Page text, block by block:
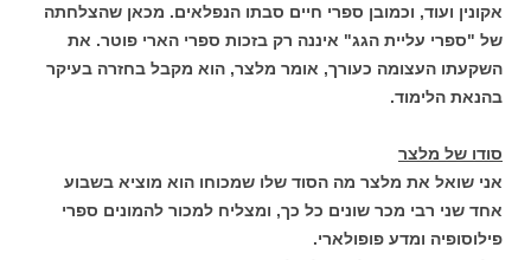
אקונין ועוד, וכמובן ספרי חיים סבתו הנפלאים. מכאן שהצלחתה
של "ספרי עליית הגג" איננה רק בזכות ספרי הארי פוטר. את
השקעתו העצומה כעורך, אומר מלצר, הוא מקבל בחזרה בעיקר
בהנאת הלימוד.
סודו של מלצר
אני שואל את מלצר מה הסוד שלו שמכוחו הוא מוציא בשבוע
אחד שני רבי מכר שונים כל כך, ומצליח למכור להמונים ספרי
פילוסופיה ומדע פופולארי.